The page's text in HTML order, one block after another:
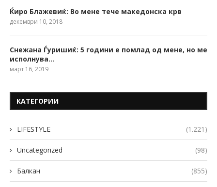
Ќиро Блажевиќ: Во мене тече македонска крв
декември 10, 2018
Снежана Ѓуришиќ: 5 години е помлад од мене, но ме
исполнува…
март 16, 2019
КАТЕГОРИИ
LIFESTYLE (1.221)
Uncategorized (98)
Балкан (855)